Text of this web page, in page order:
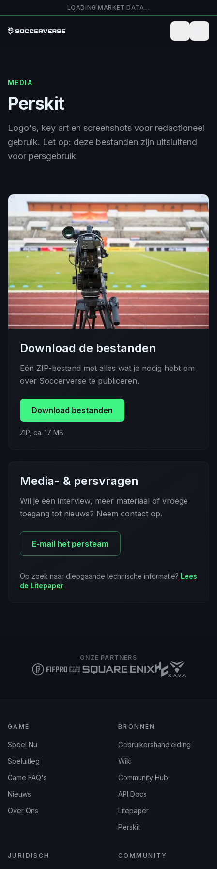
Ga naar hoofdinhoudLOADING MARKET DATA…
MEDIA
Perskit
Logo's, key art en screenshots voor redactioneel
gebruik. Let op: deze bestanden zijn uitsluitend
voor persgebruik.
Download de bestanden
Eén ZIP-bestand met alles wat je nodig hebt om
over Soccerverse te publiceren.
Download bestanden
ZIP, ca. 17 MB
Media- & persvragen
Wil je een interview, meer materiaal of vroege
toegang tot nieuws? Neem contact op.
E-mail het persteam
Op zoek naar diepgaande technische informatie? Lees
de Litepaper
ONZE PARTNERS
GAME
Speel Nu
Speluitleg
Game FAQ's
Nieuws
Over Ons
BRONNEN
Gebruikershandleiding
Wiki
Community Hub
API Docs
Litepaper
Perskit
JURIDISCH COMMUNITY